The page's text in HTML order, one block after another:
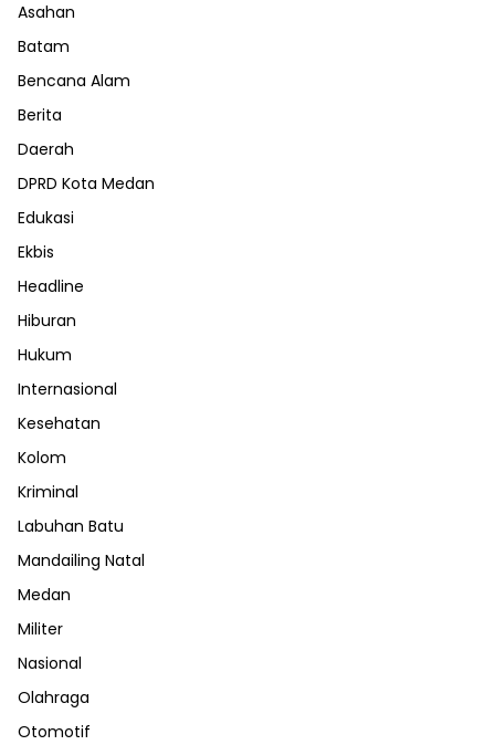
Asahan
Batam
Bencana Alam
Berita
Daerah
DPRD Kota Medan
Edukasi
Ekbis
Headline
Hiburan
Hukum
Internasional
Kesehatan
Kolom
Kriminal
Labuhan Batu
Mandailing Natal
Medan
Militer
Nasional
Olahraga
Otomotif